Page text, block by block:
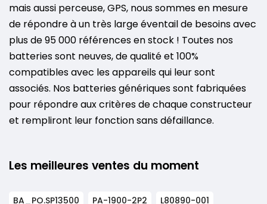
mais aussi perceuse, GPS, nous sommes en mesure
de répondre à un très large éventail de besoins avec
plus de 95 000 références en stock ! Toutes nos
batteries sont neuves, de qualité et 100%
compatibles avec les appareils qui leur sont
associés. Nos batteries génériques sont fabriquées
pour répondre aux critères de chaque constructeur
et rempliront leur fonction sans défaillance.
Les meilleures ventes du moment
BA_PO.SP13500 PA-1900-2P2
L80890-001